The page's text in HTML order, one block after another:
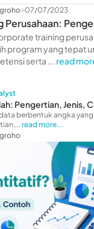
07/07/2023
Perusahaan:
training
program yang tepat
serta ... read
Pengertian, Jenis,
berbentuk angka
read more...